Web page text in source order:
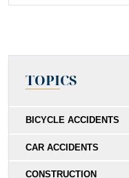
TOPICS
BICYCLE ACCIDENTS
CAR ACCIDENTS
CONSTRUCTION